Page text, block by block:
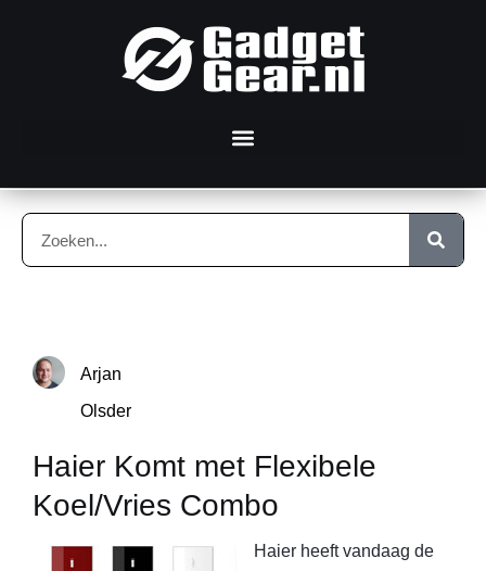
Arjan
Olsder
Haier Komt met Flexibele
Koel/Vries Combo
Haier heeft vandaag de